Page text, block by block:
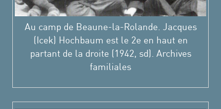
Au camp de Beaune-la-Rolande. Jacques
(Icek) Hochbaum est le 2e en haut en
partant de la droite (1942, sd). Archives
familiales